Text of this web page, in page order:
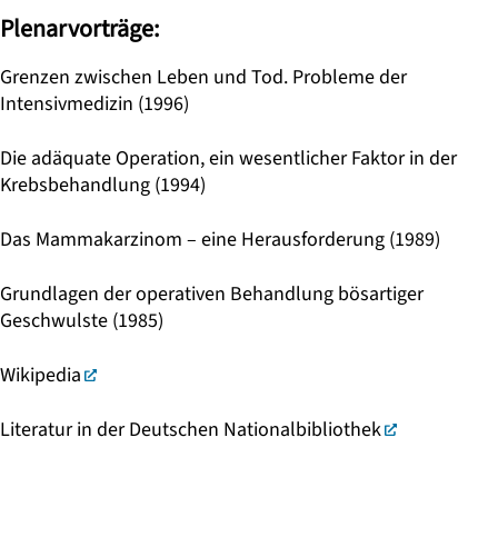
Plenarvorträge:
Grenzen zwischen Leben und Tod. Probleme der
Intensivmedizin (1996)
Die adäquate Operation, ein wesentlicher Faktor in der
Krebsbehandlung (1994)
Das Mammakarzinom – eine Herausforderung (1989)
Grundlagen der operativen Behandlung bösartiger
Geschwulste (1985)
Wikipedia
Literatur in der Deutschen Nationalbibliothek